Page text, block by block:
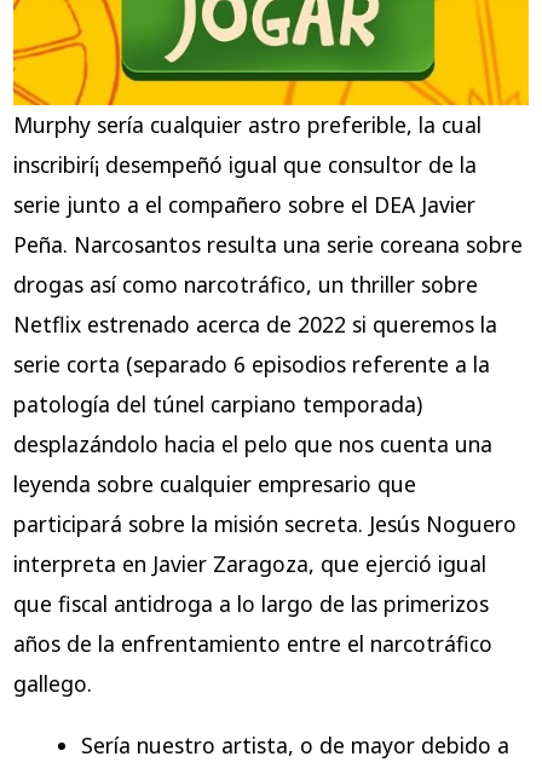
Murphy serí­a cualquier astro preferible, la cual
inscribirí¡ desempeñó igual que consultor de la
serie junto a el compañero sobre el DEA Javier
Peña. Narcosantos resulta una serie coreana sobre
drogas así­ como narcotráfico, un thriller sobre
Netflix estrenado acerca de 2022 si queremos la
serie corta (separado 6 episodios referente a la
patologí­a del túnel carpiano temporada)
desplazándolo hacia el pelo que nos cuenta una
leyenda sobre cualquier empresario que
participará sobre la misión secreta. Jesús Noguero
interpreta en Javier Zaragoza, que ejerció igual
que fiscal antidroga a lo largo de las primerizos
años de la enfrentamiento entre el narcotráfico
gallego.
Serí­a nuestro artista, o de mayor debido a